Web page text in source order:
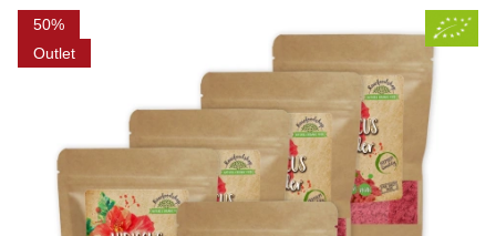
50
Outlet
Produktbilder Hibiskus Pulver ØKO 125g x 5 pakker